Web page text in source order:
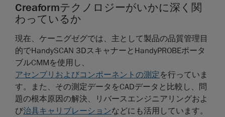
Creaformテクノロジーがいかに深く関
わっているか
現在、ケーニグゼグでは、主として製品の品質管理目
的でHandySCAN 3DスキャナーとHandyPROBEポータ
ブルCMMを使用し、
アセンブリおよびコンポーネントの測定 を行っていま
す。また、その測定データをCADデータと比較し、問
題の根本原因の解決、リバースエンジニアリングおよ
び治具キャリブレーションなどにも活用しています。